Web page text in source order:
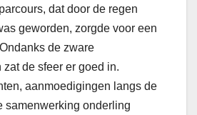
dat door de regen
geworden, zorgde voor een
de zware
de sfeer er goed in.
aanmoedigingen langs de
samenwerking onderling